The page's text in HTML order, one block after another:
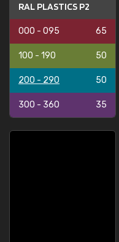
RAL PLASTICS P2
000 - 095 65
100 - 190 50
200 - 290 50
300 - 360 35